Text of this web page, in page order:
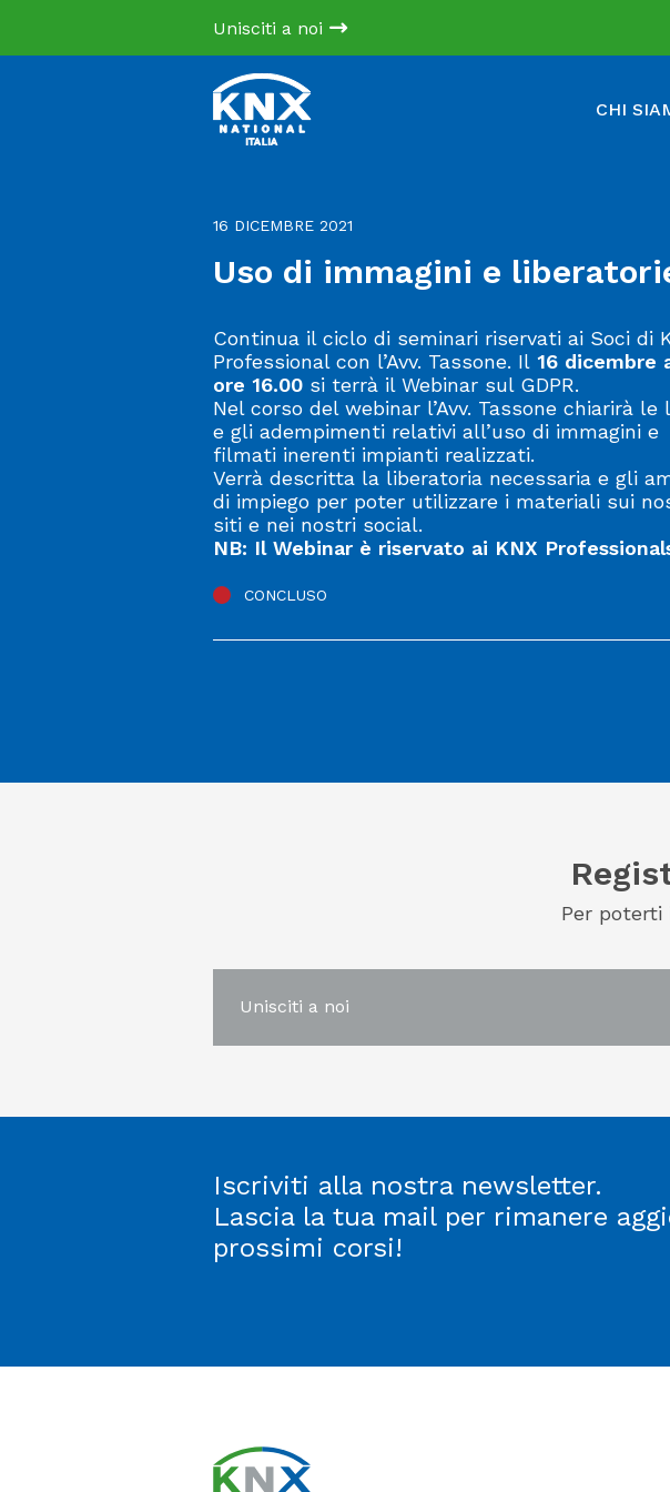
Unisciti a noi
CHI
16 DICEMBRE 2021
Uso di immagini e
Continua il ciclo di seminari riservati ai Soci di
Professional con l’Avv. Tassone. Il 16 dicembre
ore 16.00 si terrà il Webinar sul GDPR.
Nel corso del webinar l’Avv. Tassone chiarirà le
e gli adempimenti relativi all’uso di immagini e
filmati inerenti impianti realizzati.
Verrà descritta la liberatoria necessaria e gli
di impiego per poter utilizzare i materiali sui
siti e nei nostri social.
NB: Il Webinar è riservato ai KNX
CONCLUSO
Per poterti
Unisciti a noi
Iscriviti alla nostra newsletter.
Lascia la tua mail per rimanere
prossimi corsi!